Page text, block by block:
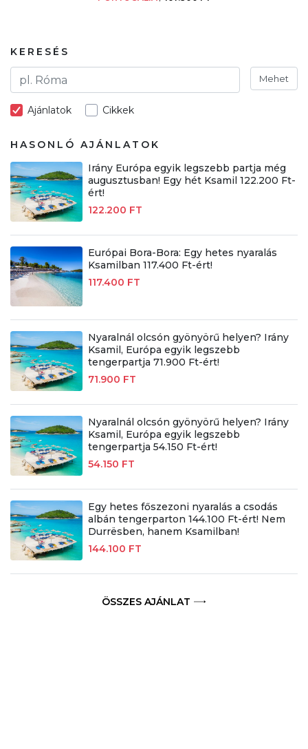
KERESÉS
Mehet
Ajánlatok Cikkek
HASONLÓ AJÁNLATOK
Irány Európa egyik legszebb partja még
augusztusban! Egy hét Ksamil 122.200 Ft-
ért!
122.200 FT
Európai Bora-Bora: Egy hetes nyaralás
Ksamilban 117.400 Ft-ért!
117.400 FT
Nyaralnál olcsón gyönyörű helyen? Irány
Ksamil, Európa egyik legszebb
tengerpartja 71.900 Ft-ért!
71.900 FT
Nyaralnál olcsón gyönyörű helyen? Irány
Ksamil, Európa egyik legszebb
tengerpartja 54.150 Ft-ért!
54.150 FT
Egy hetes főszezoni nyaralás a csodás
albán tengerparton 144.100 Ft-ért! Nem
Durrësben, hanem Ksamilban!
144.100 FT
ÖSSZES AJÁNLAT